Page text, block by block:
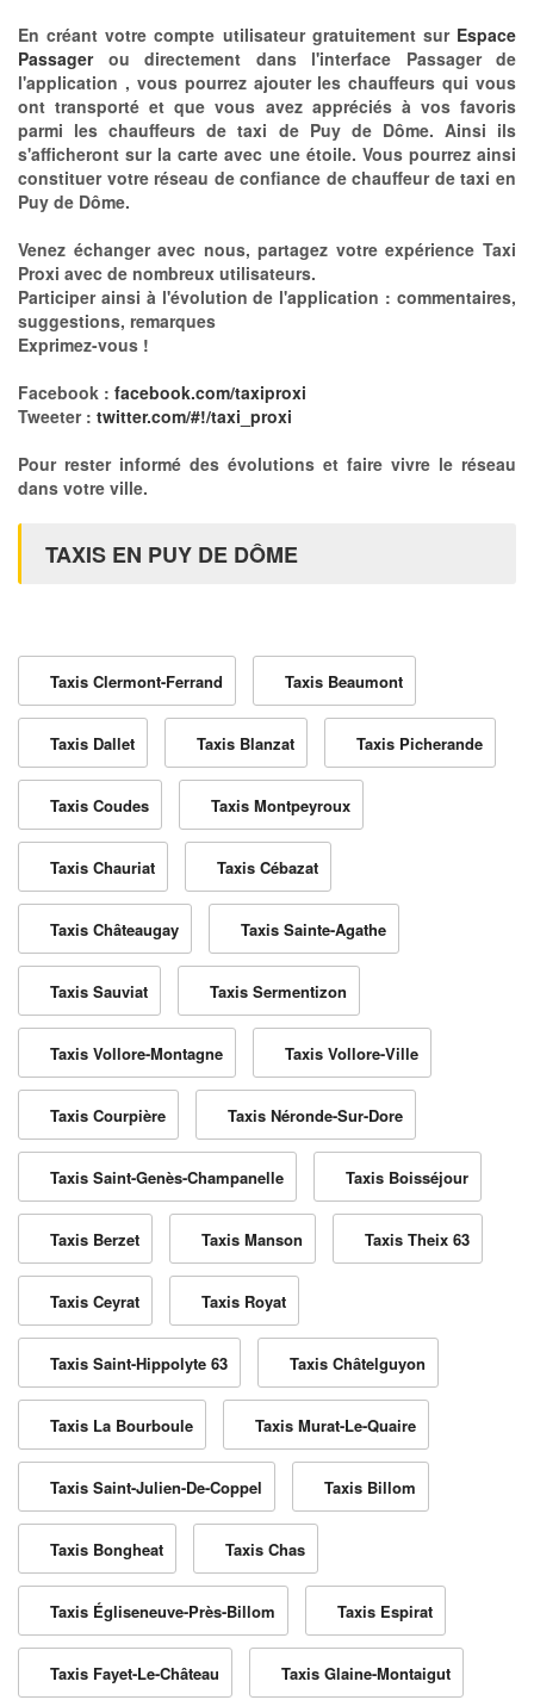
En créant votre compte utilisateur gratuitement sur Espace
Passager ou directement dans l'interface Passager de
l'application , vous pourrez ajouter les chauffeurs qui vous
ont transporté et que vous avez appréciés à vos favoris
parmi les chauffeurs de taxi de Puy de Dôme. Ainsi ils
s'afficheront sur la carte avec une étoile. Vous pourrez ainsi
constituer votre réseau de confiance de chauffeur de taxi en
Puy de Dôme.
Venez échanger avec nous, partagez votre expérience Taxi
Proxi avec de nombreux utilisateurs.
Participer ainsi à l'évolution de l'application : commentaires,
suggestions, remarques
Exprimez-vous !
Facebook : facebook.com/taxiproxi
Tweeter : twitter.com/#!/taxi_proxi
Pour rester informé des évolutions et faire vivre le réseau
dans votre ville.
TAXIS EN PUY DE DÔME
Taxis Clermont-Ferrand Taxis Beaumont
Taxis Dallet Taxis Blanzat Taxis Picherande
Taxis Coudes Taxis Montpeyroux
Taxis Chauriat Taxis Cébazat
Taxis Châteaugay Taxis Sainte-Agathe
Taxis Sauviat Taxis Sermentizon
Taxis Vollore-Montagne Taxis Vollore-Ville
Taxis Courpière Taxis Néronde-Sur-Dore
Taxis Saint-Genès-Champanelle Taxis Boisséjour
Taxis Berzet Taxis Manson Taxis Theix 63
Taxis Ceyrat Taxis Royat
Taxis Saint-Hippolyte 63 Taxis Châtelguyon
Taxis La Bourboule Taxis Murat-Le-Quaire
Taxis Saint-Julien-De-Coppel Taxis Billom
Taxis Bongheat Taxis Chas
Taxis Égliseneuve-Près-Billom Taxis Espirat
Taxis Fayet-Le-Château Taxis Glaine-Montaigut